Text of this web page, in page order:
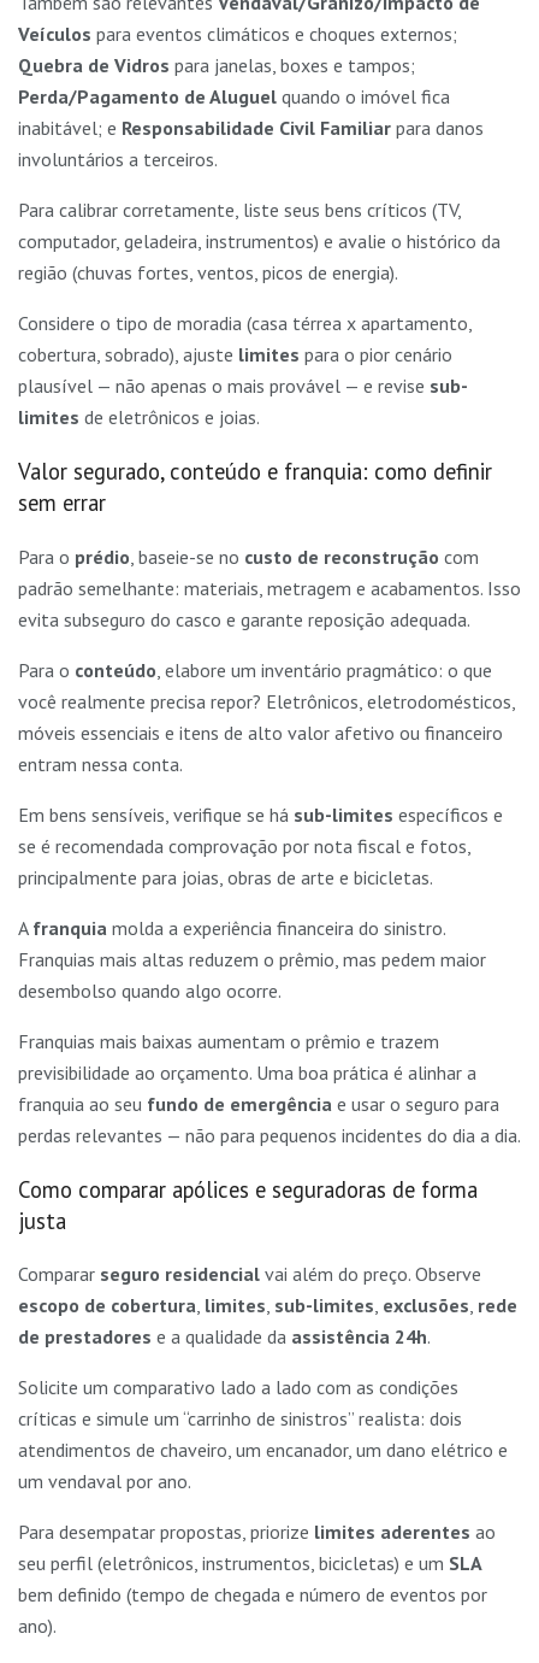
Veículos para eventos climáticos e choques externos;
Quebra de Vidros para janelas, boxes e tampos;
Perda/Pagamento de Aluguel quando o imóvel fica
inabitável; e Responsabilidade Civil Familiar para danos
involuntários a terceiros.
Para calibrar corretamente, liste seus bens críticos (TV,
computador, geladeira, instrumentos) e avalie o histórico da
região (chuvas fortes, ventos, picos de energia).
Considere o tipo de moradia (casa térrea x apartamento,
cobertura, sobrado), ajuste limites para o pior cenário
plausível — não apenas o mais provável — e revise sub-
limites de eletrônicos e joias.
Valor segurado, conteúdo e franquia: como definir
sem errar
Para o prédio , baseie-se no custo de reconstrução com
padrão semelhante: materiais, metragem e acabamentos. Isso
evita subseguro do casco e garante reposição adequada.
Para o conteúdo , elabore um inventário pragmático: o que
você realmente precisa repor? Eletrônicos, eletrodomésticos,
móveis essenciais e itens de alto valor afetivo ou financeiro
entram nessa conta.
Em bens sensíveis, verifique se há sub-limites específicos e
se é recomendada comprovação por nota fiscal e fotos,
principalmente para joias, obras de arte e bicicletas.
A franquia molda a experiência financeira do sinistro.
Franquias mais altas reduzem o prêmio, mas pedem maior
desembolso quando algo ocorre.
Franquias mais baixas aumentam o prêmio e trazem
previsibilidade ao orçamento. Uma boa prática é alinhar a
franquia ao seu fundo de emergência e usar o seguro para
perdas relevantes — não para pequenos incidentes do dia a dia.
Como comparar apólices e seguradoras de forma
justa
Comparar seguro residencial vai além do preço. Observe
escopo de cobertura, limites, sub-limites, exclusões, rede
de prestadores e a qualidade da assistência 24h.
Solicite um comparativo lado a lado com as condições
críticas e simule um “carrinho de sinistros” realista: dois
atendimentos de chaveiro, um encanador, um dano elétrico e
um vendaval por ano.
Para desempatar propostas, priorize limites aderentes ao
seu perfil (eletrônicos, instrumentos, bicicletas) e um SLA
bem definido (tempo de chegada e número de eventos por
ano).